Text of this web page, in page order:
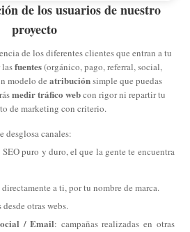
de los usuarios de nuestro
proyecto
de los diferentes clientes que entran a tu
fuentes(orgánico, pago, referral, social,
modelo de atribuciónsimple que puedas
medir tráfico webcon rigor ni repartir tu
de marketing con criterio.
desglosa canales:
SEO puro y duro, el que la gente te encuentra
directamente a ti, por tu nombre de marca.
desde otras webs.
/ Email: campañas realizadas en otras